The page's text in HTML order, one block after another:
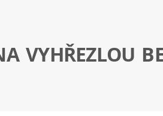
VYHŘEZLOU